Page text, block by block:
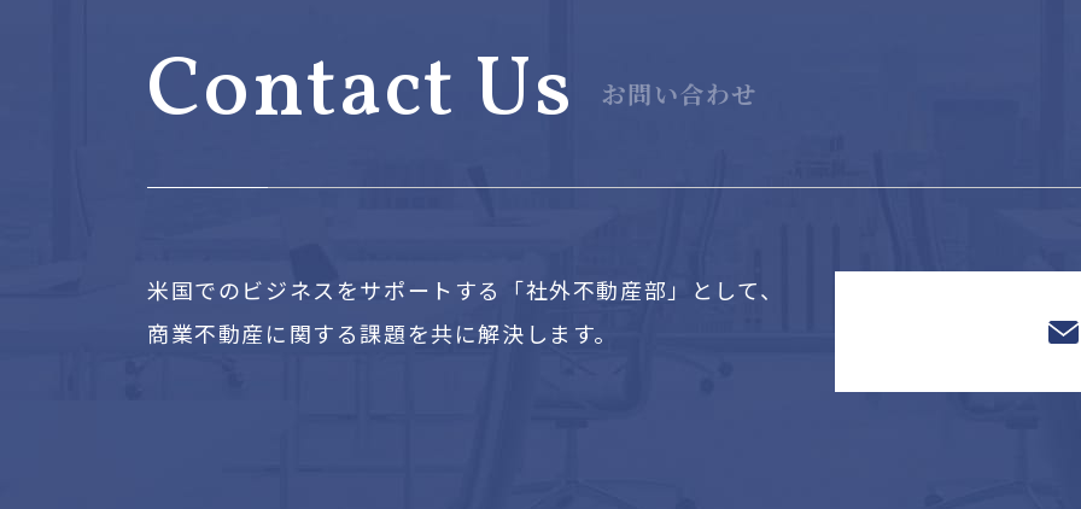
Contact Us お問い合わせ
米国でのビジネスをサポートする「社外不動産部」として、
商業不動産に関する課題を共に解決します。